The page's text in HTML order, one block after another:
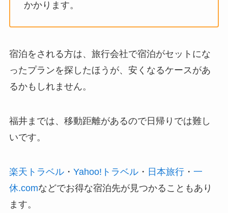
かかります。
宿泊をされる方は、旅行会社で宿泊がセットにな
ったプランを探したほうが、安くなるケースがあ
るかもしれません。
福井までは、移動距離があるので日帰りでは難し
いです。
楽天トラベル・ Yahoo!トラベル・ 日本旅行・ 一
休.comなどでお得な宿泊先が見つかることもあり
ます。